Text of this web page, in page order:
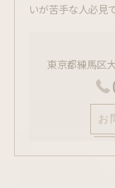
いが苦手な人必見
東京都練馬区
お